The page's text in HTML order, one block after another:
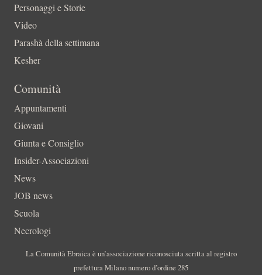
Personaggi e Storie
Video
Parashà della settimana
Kesher
Comunità
Appuntamenti
Giovani
Giunta e Consiglio
Insider-Associazioni
News
JOB news
Scuola
Necrologi
La Comunità Ebraica è un’associazione riconosciuta scritta al registro
prefettura Milano numero d’ordine 285